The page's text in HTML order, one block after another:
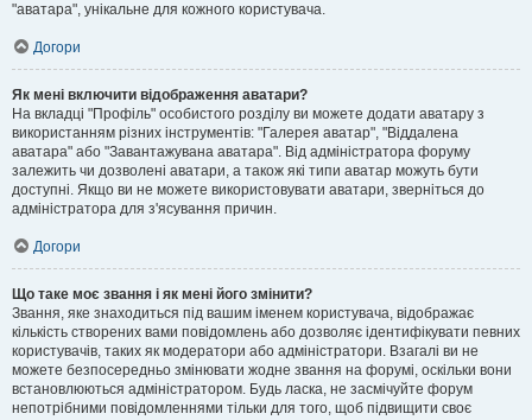
"аватара", унікальне для кожного користувача.
Догори
Як мені включити відображення аватари?
На вкладці "Профіль" особистого розділу ви можете додати аватару з
використанням різних інструментів: "Галерея аватар", "Віддалена
аватара" або "Завантажувана аватара". Від адміністратора форуму
залежить чи дозволені аватари, а також які типи аватар можуть бути
доступні. Якщо ви не можете використовувати аватари, зверніться до
адміністратора для з'ясування причин.
Догори
Що таке моє звання і як мені його змінити?
Звання, яке знаходиться під вашим іменем користувача, відображає
кількість створених вами повідомлень або дозволяє ідентифікувати певних
користувачів, таких як модератори або адміністратори. Взагалі ви не
можете безпосередньо змінювати жодне звання на форумі, оскільки вони
встановлюються адміністратором. Будь ласка, не засмічуйте форум
непотрібними повідомленнями тільки для того, щоб підвищити своє